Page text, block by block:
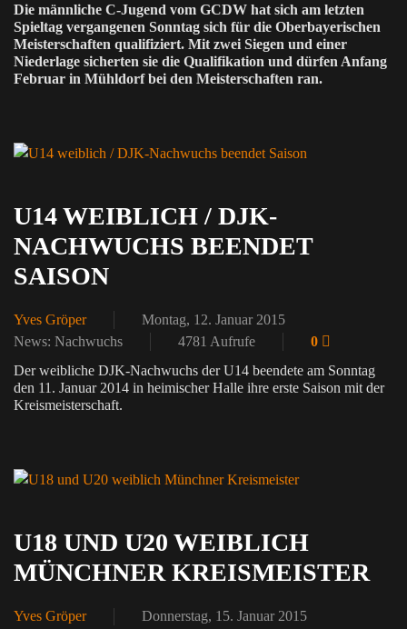
Die männliche C-Jugend vom GCDW hat sich am letzten
Spieltag vergangenen Sonntag sich für die Oberbayerischen
Meisterschaften qualifiziert. Mit zwei Siegen und einer
Niederlage sicherten sie die Qualifikation und dürfen Anfang
Februar in Mühldorf bei den Meisterschaften ran.
U14 WEIBLICH / DJK-
NACHWUCHS BEENDET
SAISON
Yves Gröper
Montag, 12. Januar 2015
News: Nachwuchs
4781 Aufrufe
0
Der weibliche DJK-Nachwuchs der U14 beendete am Sonntag
den 11. Januar 2014 in heimischer Halle ihre erste Saison mit der
Kreismeisterschaft.
U18 UND U20 WEIBLICH
MÜNCHNER KREISMEISTER
Yves Gröper
Donnerstag, 15. Januar 2015